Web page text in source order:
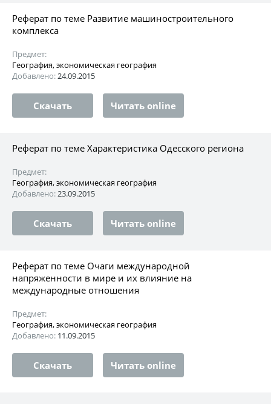
Реферат по теме Развитие машиностроительного
комплекса
Предмет:
География, экономическая география
Добавлено:24.09.2015
Скачать Читать online
Реферат по теме Характеристика Одесского региона
Предмет:
География, экономическая география
Добавлено:23.09.2015
Скачать Читать online
Реферат по теме Очаги международной
напряженности в мире и их влияние на
международные отношения
Предмет:
География, экономическая география
Добавлено: 11.09.2015
Скачать Читать online